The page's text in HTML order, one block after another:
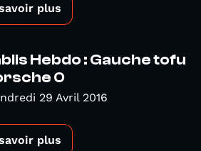
plus
Hebdo : Gauche tofu
0
29 Avril 2016
plus